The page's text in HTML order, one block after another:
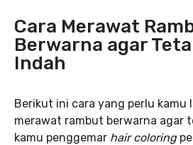
Cara Merawat
Berwarna agar
Indah
Berikut ini cara yang perlu kamu
merawat rambut berwarna agar
kamu penggemar hair coloring